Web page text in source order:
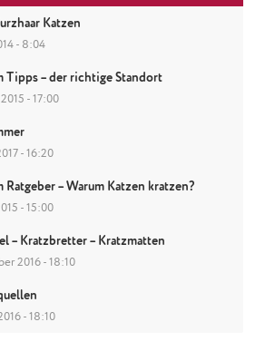
Katzen
- 8:04
Tipps – der richtige Standort
- 17:00
- 16:20
Ratgeber – Warum Katzen kratzen?
- 15:00
– Kratzbretter – Kratzmatten
2016 - 18:10
- 18:10